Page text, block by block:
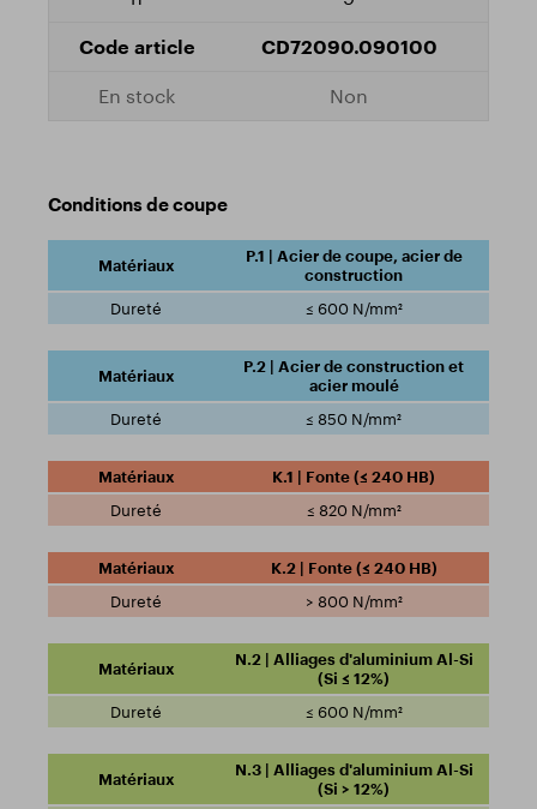
CD72090.090100
Non
Conditions de coupe
P.1 | Acier de coupe, acier de
construction
≤ 600 N/mm²
P.2 | Acier de construction et
acier moulé
≤ 850 N/mm²
K.1 | Fonte (≤ 240 HB)
≤ 820 N/mm²
K.2 | Fonte (≤ 240 HB)
> 800 N/mm²
N.2 | Alliages d'aluminium Al-Si
(Si ≤ 12%)
≤ 600 N/mm²
N.3 | Alliages d'aluminium Al-Si
(Si > 12%)